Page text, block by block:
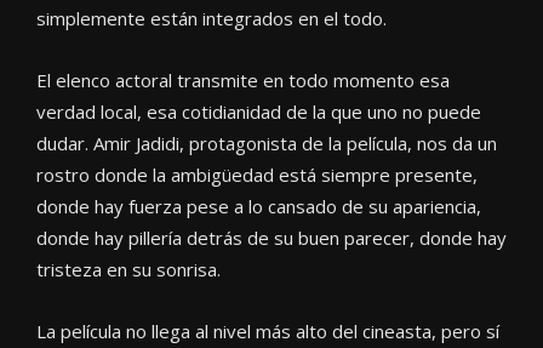
simplemente están integrados en el todo.
El elenco actoral transmite en todo momento esa
verdad local, esa cotidianidad de la que uno no puede
dudar. Amir Jadidi, protagonista de la película, nos da un
rostro donde la ambigüedad está siempre presente,
donde hay fuerza pese a lo cansado de su apariencia,
donde hay pillería detrás de su buen parecer, donde hay
tristeza en su sonrisa.
La película no llega al nivel más alto del cineasta, pero sí